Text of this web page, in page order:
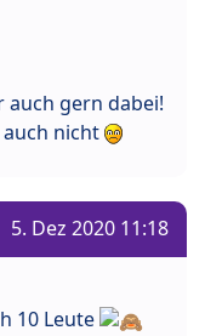
auch gern dabei!
nicht
5. Dez 2020 11:18
10 Leute